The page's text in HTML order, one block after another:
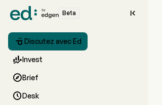
Beta 
 Discutez avec Ed
Invest
Brief
Desk